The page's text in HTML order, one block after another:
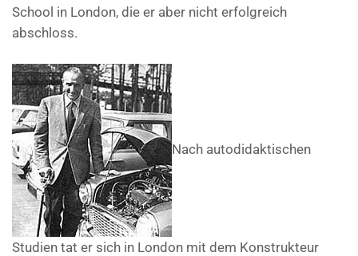
School in London, die er aber nicht erfolgreich
abschloss.
Nach autodidaktischen
Studien tat er sich in London mit dem Konstrukteur